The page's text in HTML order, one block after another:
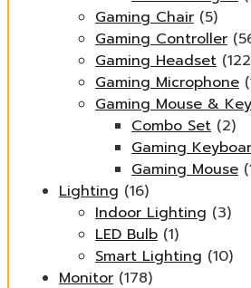
Gaming Chair (5)
Gaming Controller
Gaming Headset
Gaming Microphone
Gaming Mouse &
Combo Set (2)
Gaming
Gaming Mouse
Lighting (16)
Indoor Lighting (3)
LED Bulb (1)
Smart Lighting (10)
Monitor (178)